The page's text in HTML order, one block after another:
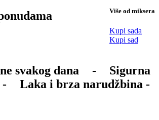
Više od miksera
Kupi sada
Kupi sad
svakog dana -
Sigurna
- Laka i brza narudžbina -